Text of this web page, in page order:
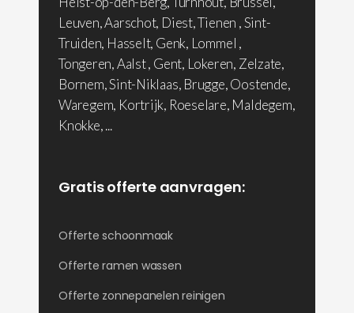
Leuven, Aarschot, Diest, Tienen , Sint-
Truiden, Hasselt, Genk, Lommel ,
Tongeren, Aalst , Gent, Lokeren, Zelzate,
Bornem, Sint-Niklaas, Brugge, Oostende,
Waregem, Kortrijk, Roeselare, Maldegem,
Knokke, ...
Gratis offerte aanvragen:
Offerte schoonmaak
Offerte ramen wassen
Offerte zonnepanelen reinigen